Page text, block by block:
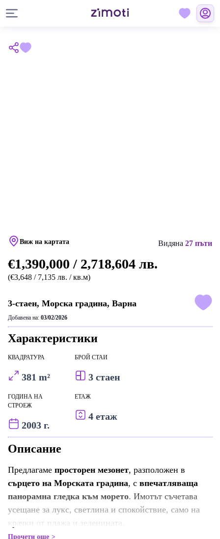
Виж на картата Видяна 27 пъти
€1,390,000 / 2,718,604 лв.
(€3,648 / 7,135 лв. / кв.м)
3-стаен, Морска градина, Варна
Добавена на: 03/02/2026
Характеристики
КВАДРАТУРА
381 m²
БРОЙ СТАИ
3 стаен
ГОДИНА НА
СТРОЕЖ
2003 г.
ЕТАЖ
4 етаж
Описание
Предлагаме просторен мезонет, разположен в
сърцето на Морската градина, с впечатляваща
панорамна гледка към морето. Имотът съчетава
усещане за лукс, светлина и спокойствие, само на
крачки от плажа и зеленината.
Прочети още